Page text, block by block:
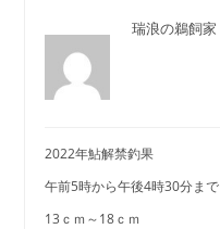
瑞浪の鵜飼家
2022年鮎解禁釣果
午前5時から午後4時30分まで
13ｃｍ～18ｃｍ